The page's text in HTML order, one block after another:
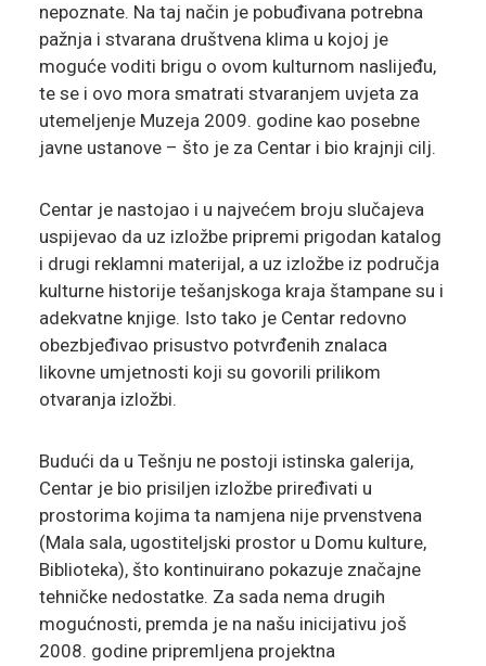
nepoznate. Na taj način je pobuđivana potrebna
pažnja i stvarana društvena klima u kojoj je
moguće voditi brigu o ovom kulturnom naslijeđu,
te se i ovo mora smatrati stvaranjem uvjeta za
utemeljenje Muzeja 2009. godine kao posebne
javne ustanove – što je za Centar i bio krajnji cilj.
Centar je nastojao i u najvećem broju slučajeva
uspijevao da uz izložbe pripremi prigodan katalog
i drugi reklamni materijal, a uz izložbe iz područja
kulturne historije tešanjskoga kraja štampane su i
adekvatne knjige. Isto tako je Centar redovno
obezbjeđivao prisustvo potvrđenih znalaca
likovne umjetnosti koji su govorili prilikom
otvaranja izložbi.
Budući da u Tešnju ne postoji istinska galerija,
Centar je bio prisiljen izložbe priređivati u
prostorima kojima ta namjena nije prvenstvena
(Mala sala, ugostiteljski prostor u Domu kulture,
Biblioteka), što kontinuirano pokazuje značajne
tehničke nedostatke. Za sada nema drugih
mogućnosti, premda je na našu inicijativu još
2008. godine pripremljena projektna